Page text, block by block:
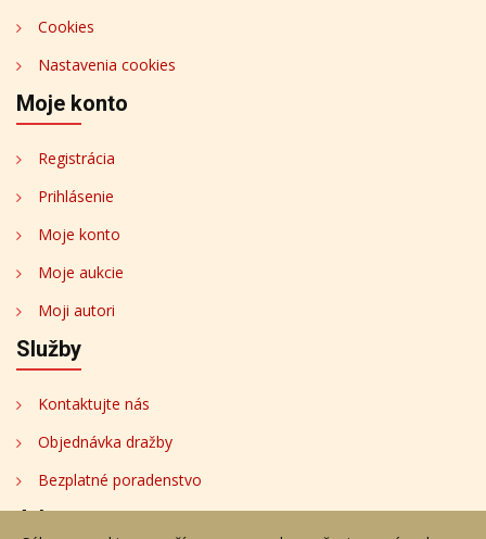
Cookies
Nastavenia cookies
Moje konto
Registrácia
Prihlásenie
Moje konto
Moje aukcie
Moji autori
Služby
Kontaktujte nás
Objednávka dražby
Bezplatné poradenstvo
Adresa